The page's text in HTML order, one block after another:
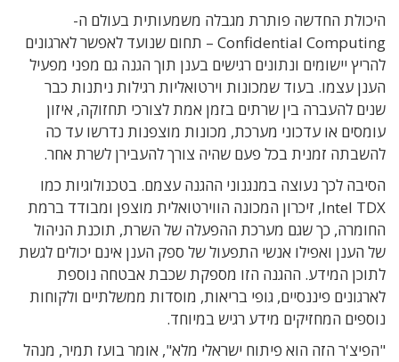
היכולת החדשה פותרת מגבלה משמעותית בעולם ה-
Confidential Computing – תחום שנועד לאפשר לארגונים
להריץ יישומים ונתונים רגישים בענן תוך הגנה גם מפני מפעיל
הענן עצמו. בעוד שמכונות וירטואליות רגילות ניתנות כבר
שנים להעברה בין שרתים בזמן אמת לצורכי תחזוקה, איזון
עומסים או עדכוני מערכת, מכונות מוצפנות נדרשו עד כה
להשבתה זמנית בכל פעם שהיה צורך להעבירן לשרת אחר.
הסיבה לכך נעוצה במנגנוני ההגנה עצמם. בטכנולוגיות כמו
Intel TDX, זיכרון המכונה הווירטואלית מוצפן ומבודד ברמת
החומרה, כך שגם מערכת ההפעלה של השרת, תוכנת הניהול
של הענן ואפילו אנשי התפעול של ספק הענן אינם יכולים לגשת
לתוכן המידע. ההגנה הזו מספקת שכבת אבטחה נוספת
לארגונים פיננסיים, גופי בריאות, מוסדות ממשלתיים ולקוחות
נוספים המחזיקים מידע רגיש במיוחד.
"הפיצ'ר הזה הוא פיתוח ישראלי מלא", אומר בועז תמיר, מנהל